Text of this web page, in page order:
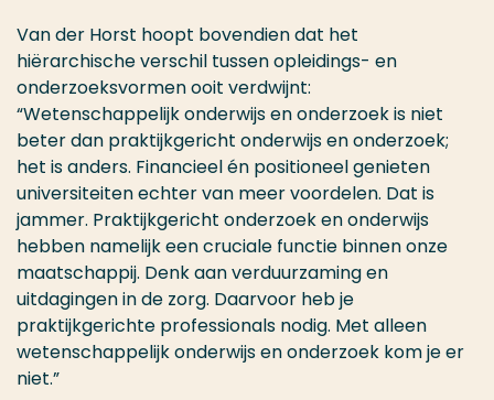
Van der Horst hoopt bovendien dat het
hiërarchische verschil tussen opleidings- en
onderzoeksvormen ooit verdwijnt:
“Wetenschappelijk onderwijs en onderzoek is niet
beter dan praktijkgericht onderwijs en onderzoek;
het is anders. Financieel én positioneel genieten
universiteiten echter van meer voordelen. Dat is
jammer. Praktijkgericht onderzoek en onderwijs
hebben namelijk een cruciale functie binnen onze
maatschappij. Denk aan verduurzaming en
uitdagingen in de zorg. Daarvoor heb je
praktijkgerichte professionals nodig. Met alleen
wetenschappelijk onderwijs en onderzoek kom je er
niet.”